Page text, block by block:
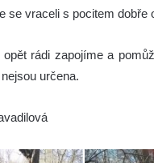
se vraceli s pocitem dobře
rádi zapojíme a
určena.